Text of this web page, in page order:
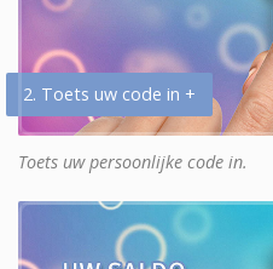
2. Toets uw code in +
Toets uw persoonlijke code in.